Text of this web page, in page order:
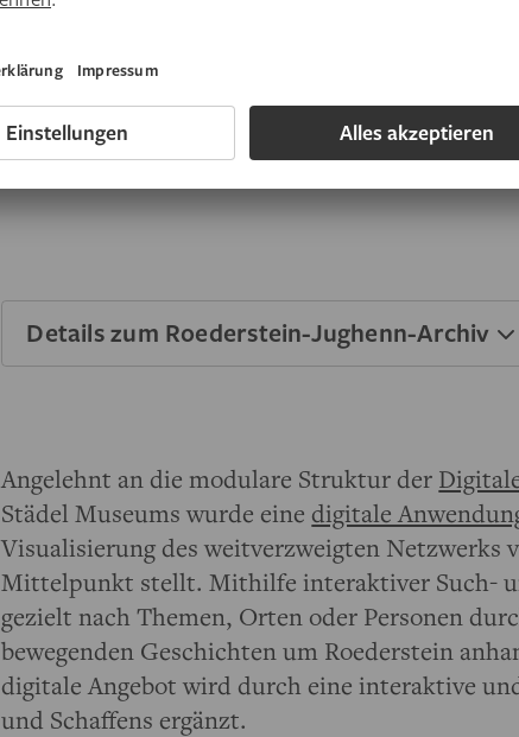
Über 3.000 bisher erschlossene historische
unterschiedlichster Provenienz sowie ganze
Roedersteins und Winterhalters in Jughenns
ergänzen diesen Bestand um wertvolle visuelle
Details zum Roederstein-Jughenn-Archiv
Angelehnt an die modulare Struktur der
Städel Museums wurde eine digitale
Visualisierung des weitverzweigten Netzwerks
Mittelpunkt stellt. Mithilfe interaktiver Such-
gezielt nach Themen, Orten oder Personen
bewegenden Geschichten um Roederstein
digitale Angebot wird durch eine interaktive
und Schaffens ergänzt.